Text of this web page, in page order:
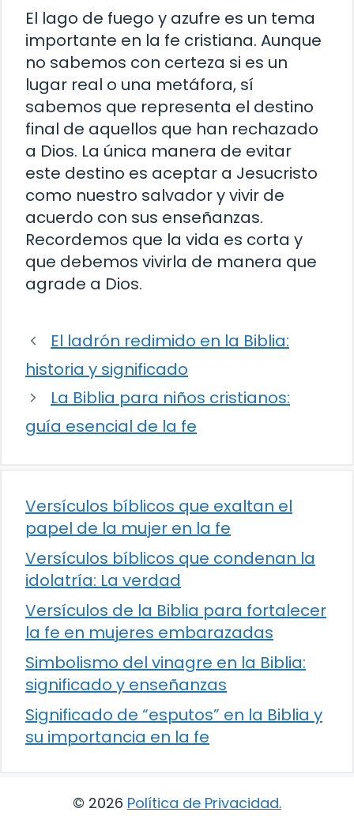
El lago de fuego y azufre es un tema
importante en la fe cristiana. Aunque
no sabemos con certeza si es un
lugar real o una metáfora, sí
sabemos que representa el destino
final de aquellos que han rechazado
a Dios. La única manera de evitar
este destino es aceptar a Jesucristo
como nuestro salvador y vivir de
acuerdo con sus enseñanzas.
Recordemos que la vida es corta y
que debemos vivirla de manera que
agrade a Dios.
El ladrón redimido en la Biblia:
historia y significado
La Biblia para niños cristianos:
guía esencial de la fe
Versículos bíblicos que exaltan el
papel de la mujer en la fe
Versículos bíblicos que condenan la
idolatría: La verdad
Versículos de la Biblia para fortalecer
la fe en mujeres embarazadas
Simbolismo del vinagre en la Biblia:
significado y enseñanzas
Significado de “esputos” en la Biblia y
su importancia en la fe
© 2026 Política de Privacidad.